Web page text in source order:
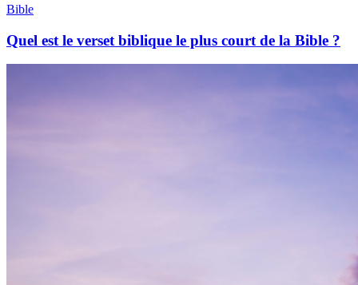
Bible
Quel est le verset biblique le plus court de la Bible ?